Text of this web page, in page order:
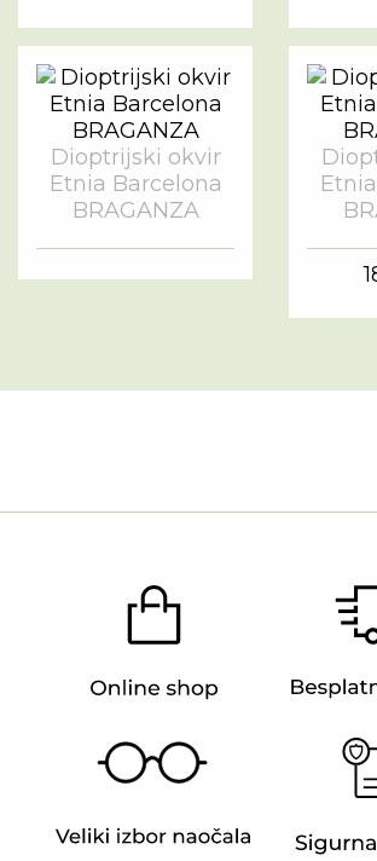
Dioptrijski okvir
Etnia Barcelona
BRAGANZA